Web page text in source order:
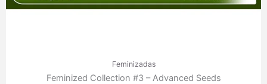
Feminizadas
Feminized Collection #3 – Advanced Seeds